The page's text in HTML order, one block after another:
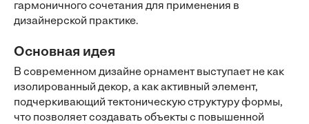
гармоничного сочетания для применения в
дизайнерской практике.
Основная идея
В современном дизайне орнамент выступает не как
изолированный декор, а как активный элемент,
подчеркивающий тектоническую структуру формы,
что позволяет создавать объекты с повышенной